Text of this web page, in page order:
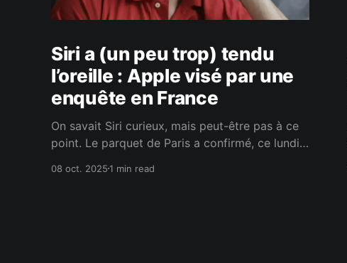
Siri a (un peu trop) tendu
l’oreille : Apple visé par une
enquête en France
On savait Siri curieux, mais peut-être pas à ce
point. Le parquet de Paris a confirmé, ce lundi
l’assistant vocal d’Apple, soupçonné d’avoir
08 oct. 20251 min read